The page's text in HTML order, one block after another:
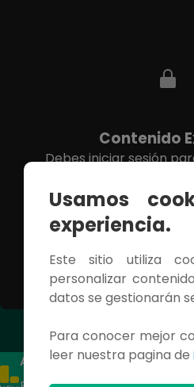
Contenido
Debes iniciar sesión
INICIAR
ACCESOS RÁPIDOS
Usamos
experiencia.
Este sitio utiliza
personalizar
datos se gestionarán
Para conocer mejor
leer nuestra pagina de